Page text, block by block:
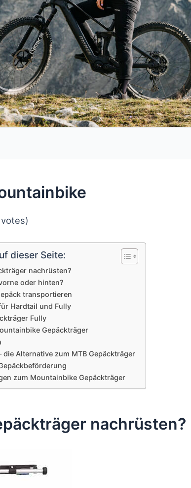
dieser Seite:
nachrüsten?
oder hinten?
transportieren
Hardtail und Fully
Fully
Gepäckträger
die Alternative zum MTB Gepäckträger
zum Mountainbike Gepäckträger
nachrüsten?